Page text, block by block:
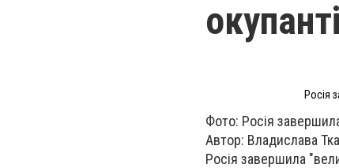
Росія
Фото: Росія
Автор: Владислава
Росія завершила